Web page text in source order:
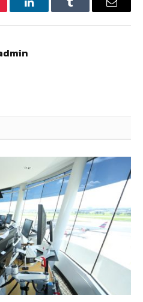
LinkedInTumblr Email